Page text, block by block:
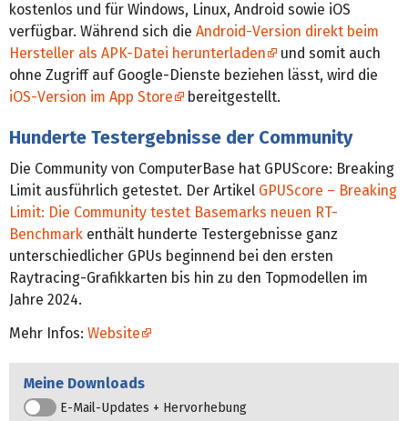
kostenlos und für Windows, Linux, Android sowie iOS
verfügbar. Während sich die Android-Version direkt beim
Hersteller als APK-Datei herunterladen
und somit auch
ohne Zugriff auf Google-Dienste beziehen lässt, wird die
iOS-Version im App Store
bereitgestellt.
Hunderte Testergebnisse der Community
Die Community von ComputerBase hat GPUScore: Breaking
Limit ausführlich getestet. Der Artikel GPUScore – Breaking
Limit: Die Community testet Basemarks neuen RT-
Benchmark enthält hunderte Testergebnisse ganz
unterschiedlicher GPUs beginnend bei den ersten
Raytracing-Grafikkarten bis hin zu den Topmodellen im
Jahre 2024.
Mehr Infos: Website
Meine Downloads
E-Mail-Updates + Hervorhebung